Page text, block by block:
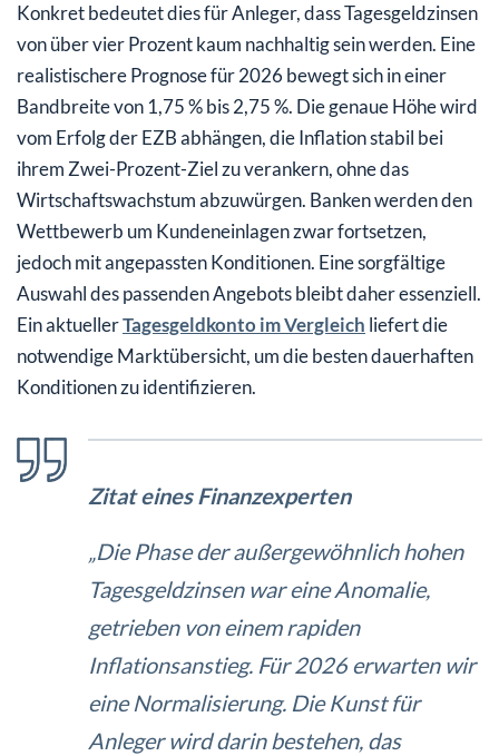
Konkret bedeutet dies für Anleger, dass Tagesgeldzinsen
von über vier Prozent kaum nachhaltig sein werden. Eine
realistischere Prognose für 2026 bewegt sich in einer
Bandbreite von 1,75 % bis 2,75 %. Die genaue Höhe wird
vom Erfolg der EZB abhängen, die Inflation stabil bei
ihrem Zwei-Prozent-Ziel zu verankern, ohne das
Wirtschaftswachstum abzuwürgen. Banken werden den
Wettbewerb um Kundeneinlagen zwar fortsetzen,
jedoch mit angepassten Konditionen. Eine sorgfältige
Auswahl des passenden Angebots bleibt daher essenziell.
Ein aktuellerTagesgeldkonto im Vergleich liefert die
notwendige Marktübersicht, um die besten dauerhaften
Konditionen zu identifizieren.
Zitat eines Finanzexperten
„Die Phase der außergewöhnlich hohen
Tagesgeldzinsen war eine Anomalie,
getrieben von einem rapiden
Inflationsanstieg. Für 2026 erwarten wir
eine Normalisierung. Die Kunst für
Anleger wird darin bestehen, das